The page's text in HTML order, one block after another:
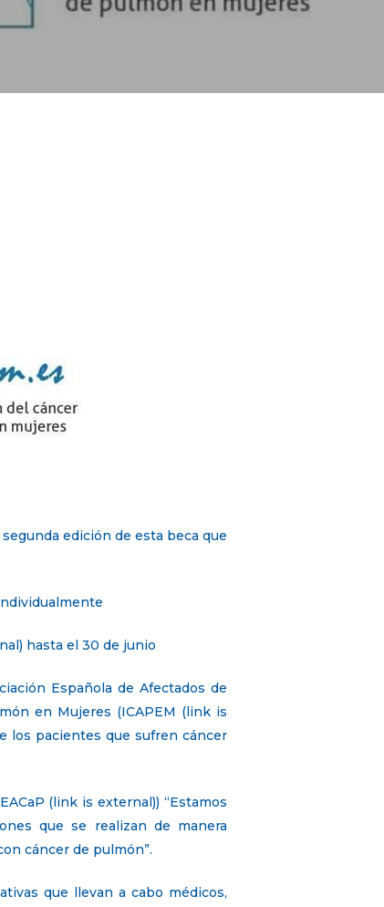
edición de esta beca que
hasta el 30 de junio
Española de Afectados de
en Mujeres (ICAPEM (link is
los pacientes que sufren cáncer
(link is external)) “Estamos
que se realizan de manera
cáncer de pulmón”.
que llevan a cabo médicos,